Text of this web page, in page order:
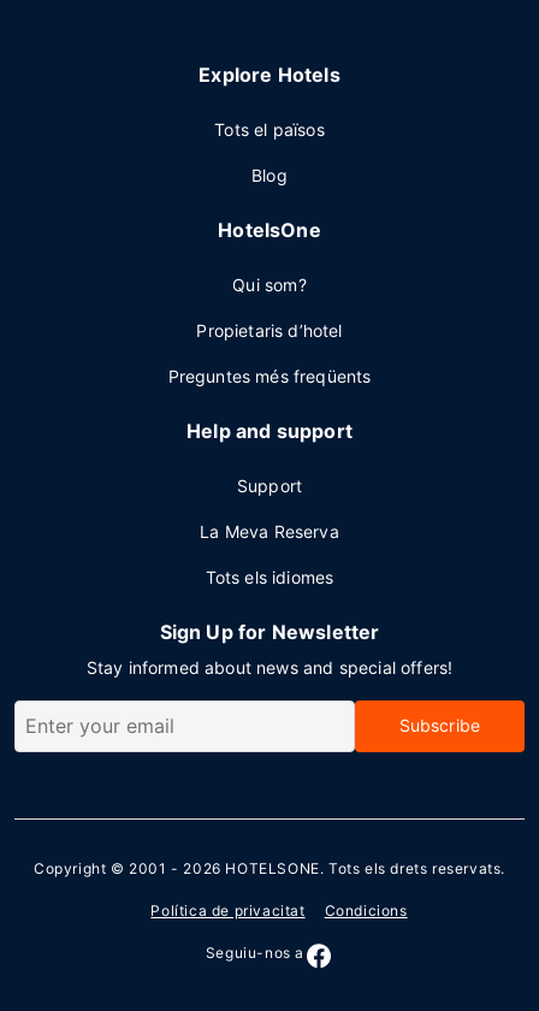
Explore Hotels
Tots el països
Blog
HotelsOne
Qui som?
Propietaris d’hotel
Preguntes més freqüents
Help and support
Support
La Meva Reserva
Tots els idiomes
Sign Up for Newsletter
Stay informed about news and special offers!
Subscribe
Copyright © 2001 - 2026 HOTELSONE. Tots els drets reservats.
Política de privacitat Condicions
Seguiu-nos a